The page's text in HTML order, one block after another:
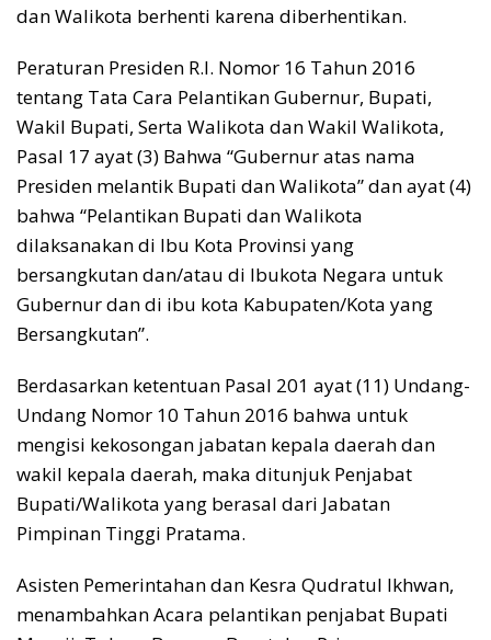
dan Walikota berhenti karena diberhentikan.
Peraturan Presiden R.I. Nomor 16 Tahun 2016
tentang Tata Cara Pelantikan Gubernur, Bupati,
Wakil Bupati, Serta Walikota dan Wakil Walikota,
Pasal 17 ayat (3) Bahwa “Gubernur atas nama
Presiden melantik Bupati dan Walikota” dan ayat (4)
bahwa “Pelantikan Bupati dan Walikota
dilaksanakan di Ibu Kota Provinsi yang
bersangkutan dan/atau di Ibukota Negara untuk
Gubernur dan di ibu kota Kabupaten/Kota yang
Bersangkutan”.
Berdasarkan ketentuan Pasal 201 ayat (11) Undang-
Undang Nomor 10 Tahun 2016 bahwa untuk
mengisi kekosongan jabatan kepala daerah dan
wakil kepala daerah, maka ditunjuk Penjabat
Bupati/Walikota yang berasal dari Jabatan
Pimpinan Tinggi Pratama.
Asisten Pemerintahan dan Kesra Qudratul Ikhwan,
menambahkan Acara pelantikan penjabat Bupati